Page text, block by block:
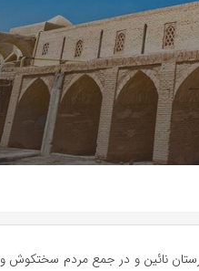
نائین و در جمع مردم سختکوش و